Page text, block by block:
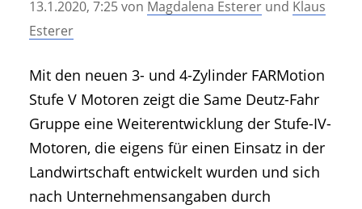
• Geschichte und Geschichten
• Messen und Veranstaltungen
• Agritechnica Neuheiten Archiv
• Artikel nach Hersteller/Marke
13.1.2020, 7:25von Magdalena Esterer und Klaus
Esterer
Mit den neuen 3- und 4-Zylinder FARMotion
Stufe V Motoren zeigt die Same Deutz-Fahr
Gruppe eine Weiterentwicklung der Stufe-IV-
Motoren, die eigens für einen Einsatz in der
Landwirtschaft entwickelt wurden und sich
nach Unternehmensangaben durch